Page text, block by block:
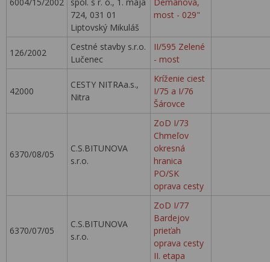
724, 031 01
Liptovský Mikuláš
most - 029"
126/2002
Cestné stavby s.r.o.
Lučenec
II/595 Zelené
- most
42000
CESTY NITRAa.s.,
Nitra
Kríženie ciest
I/75 a I/76
Šárovce
6370/08/05
C.S.BITUNOVA
s.r.o.
ZoD I/73
Chmeľov
okresná
hranica
PO/SK
oprava cesty
6370/07/05
C.S.BITUNOVA
s.r.o.
ZoD I/77
Bardejov
prieťah
oprava cesty
II. etapa